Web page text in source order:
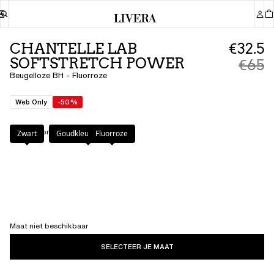
CHANTELLE LAB
SOFTSTRETCH POWER
Beugelloze BH - Fluorroze
€32.5
€65
Web Only -50%
Kleur: Fluorroze
Zwart Goudkleurig Beige
Fluorroze
Maat niet beschikbaar
SELECTEER JE MAAT